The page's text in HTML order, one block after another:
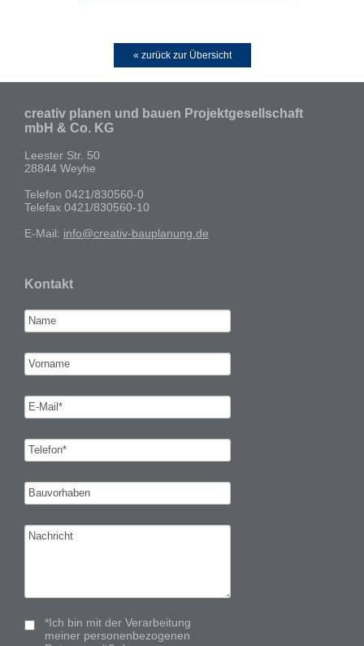
« zurück zur Übersicht
creativ planen und bauen Projektgesellschaft
mbH & Co. KG
Leester Str. 50
28844 Weyhe
Telefon 0421/830560-0
Telefax 0421/830560-10
E-Mail: info@creativ-bauplanung.de
Kontakt
*Ich bin mit der Verarbeitung
meiner personenbezogenen